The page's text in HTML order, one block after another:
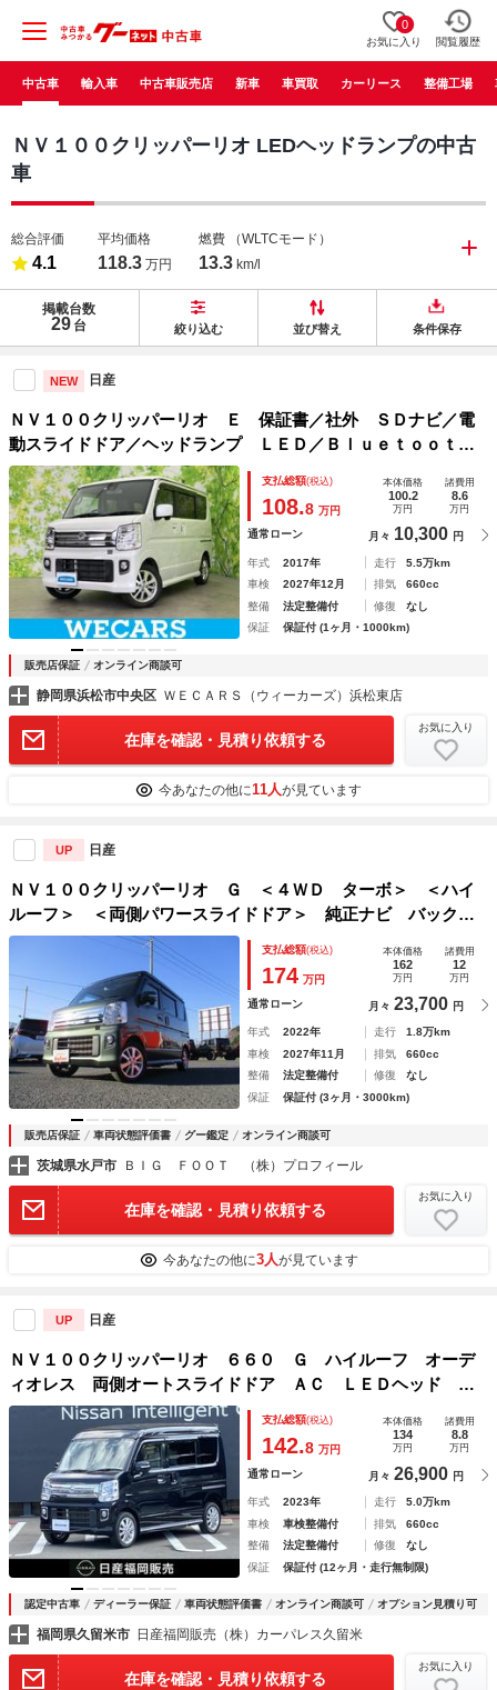
0
お気に入り 閲覧履歴
中古車 輸入車 中古車販売店 新車 車買取 カーリース 整備工場
ＮＶ１００クリッパーリオ LEDヘッドランプの中古
車
総合評価
4.1
平均価格
118.3 万円
燃費 （WLTCモード）
13.3 km/l
掲載台数
29 台 絞り込む 並び替え 条件保存
NEW 日産
ＮＶ１００クリッパーリオ Ｅ 保証書／社外 ＳＤナビ／電
動スライドドア／ヘッドランプ ＬＥＤ／Ｂｌｕｅｔｏｏｔｈ
接続／ＥＴＣ／ＥＢＤ付ＡＢＳ／横滑り防止装置／フルセグＴ
Ｖ／ＤＶＤ／禁煙車／エアバッグ 運転席／エアバッグ 助手
席
支払総額(税込)
108.8 万円
本体価格
100.2
万円
諸費用
8.6
万円
通常ローン 月々 10,300 円
年式 2017年 走行
5.5万km
車検
2027年12月 排気
660cc
整備
法定整備付 修復
なし
保証
保証付 (1ヶ月・1000km)
販売店保証 オンライン商談可
静岡県浜松市中央区 ＷＥＣＡＲＳ（ウィーカーズ）浜松東店
在庫を確認・見積り依頼する
お気に入り
今あなたの他に11人が見ています
UP 日産
ＮＶ１００クリッパーリオ Ｇ ＜４ＷＤ ターボ＞ ＜ハイ
ルーフ＞ ＜両側パワースライドドア＞ 純正ナビ バックカ
メラ ＥＴＣ プッシュスタート スマートキー ディスチャ
ージヘッドライト＆フォグランプ オートステップ 安全装置
支払総額(税込)
174 万円
本体価格
162
万円
諸費用
12
万円
通常ローン 月々 23,700 円
年式 2022年 走行
1.8万km
車検
2027年11月 排気
660cc
整備
法定整備付 修復
なし
保証
保証付 (3ヶ月・3000km)
販売店保証 車両状態評価書 グー鑑定 オンライン商談可
茨城県水戸市 ＢＩＧ ＦＯＯＴ （株）プロフィール
在庫を確認・見積り依頼する
お気に入り
今あなたの他に3人が見ています
UP 日産
ＮＶ１００クリッパーリオ ６６０ Ｇ ハイルーフ オーデ
ィオレス 両側オートスライドドア ＡＣ ＬＥＤヘッド ワ
ンオーナ－ シートヒータ スマートキー＆プッシュスター
ト エアＢ キーフリー 助手席エアバッグ パワーウィンド
ウ ＰＳ ＡＢＳ ＤＣＢＳ
支払総額(税込)
142.8 万円
本体価格
134
万円
諸費用
8.8
万円
通常ローン 月々 26,900 円
年式 2023年 走行
5.0万km
車検
車検整備付 排気
660cc
整備
法定整備付 修復
なし
保証
保証付 (12ヶ月・走行無制限)
認定中古車 ディーラー保証 車両状態評価書 オンライン商談可 オプション見積り可
福岡県久留米市 日産福岡販売（株）カーパレス久留米
在庫を確認・見積り依頼する
お気に入り